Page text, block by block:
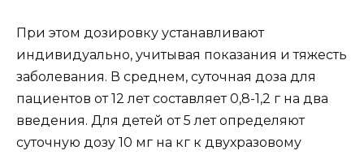
При этом дозировку устанавливают
индивидуально, учитывая показания и тяжесть
заболевания. В среднем, суточная доза для
пациентов от 12 лет составляет 0,8-1,2 г на два
введения. Для детей от 5 лет определяют
суточную дозу 10 мг на кг к двухразовому